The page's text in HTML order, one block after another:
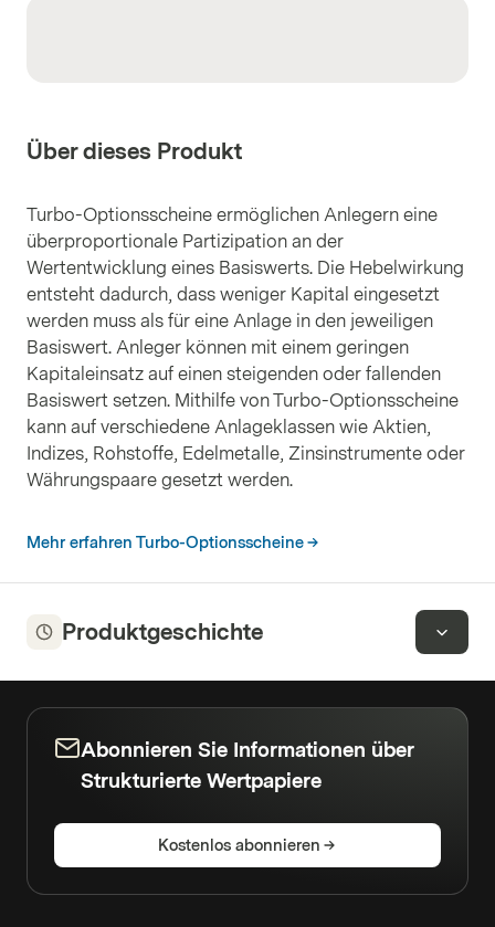
Über dieses Produkt
Turbo-Optionsscheine ermöglichen Anlegern eine
überproportionale Partizipation an der
Wertentwicklung eines Basiswerts. Die Hebelwirkung
entsteht dadurch, dass weniger Kapital eingesetzt
werden muss als für eine Anlage in den jeweiligen
Basiswert. Anleger können mit einem geringen
Kapitaleinsatz auf einen steigenden oder fallenden
Basiswert setzen. Mithilfe von Turbo-Optionsscheine
kann auf verschiedene Anlageklassen wie Aktien,
Indizes, Rohstoffe, Edelmetalle, Zinsinstrumente oder
Währungspaare gesetzt werden.
Mehr erfahren Turbo-Optionsscheine
Produktgeschichte
Abonnieren Sie Informationen über
Strukturierte Wertpapiere
Kostenlos abonnieren